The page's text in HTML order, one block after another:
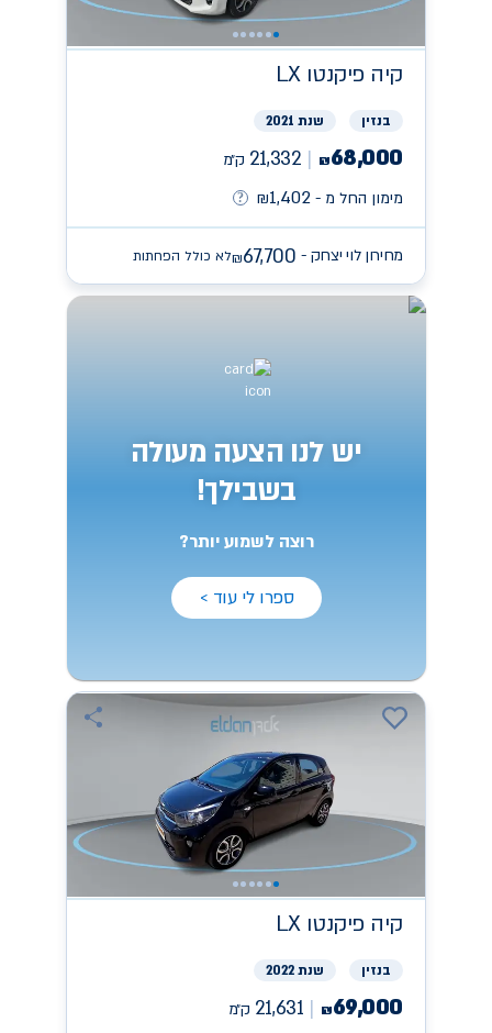
קיה פיקנטו LX
בנזין שנת 2021
₪68,000
21,332 ק״מ
מימון החל מ -
₪1,402
מחירון לוי יצחק - ₪67,700 לא כולל הפחתות
יש לנו הצעה מעולה
בשבילך!
רוצה לשמוע יותר?
ספרו לי עוד >
קיה פיקנטו LX
בנזין שנת 2022
₪69,000
21,631 ק״מ